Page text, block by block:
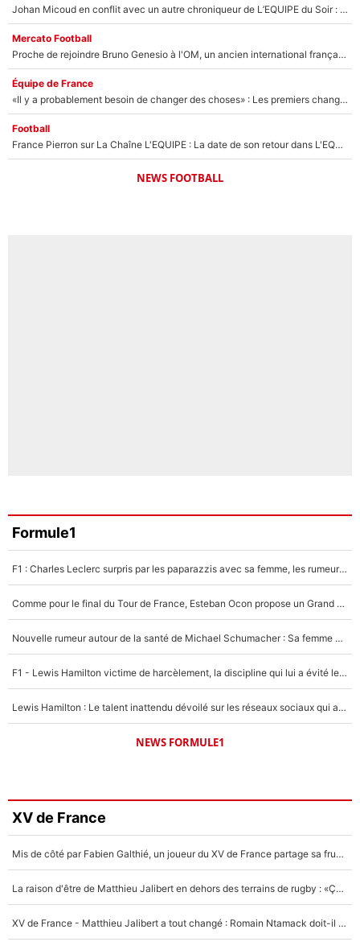
Johan Micoud en conflit avec un autre chroniqueur de L’EQUIPE du Soir : «Pendant un moment, je ne les ai pas remis ensemble dans l'émission»
Mercato Football
Proche de rejoindre Bruno Genesio à l'OM, un ancien international français va finalement débarquer... sur RMC !
Équipe de France
«Il y a probablement besoin de changer des choses» : Les premiers changements de Zinedine Zidane en équipe de France sont révélés ?
Football
France Pierron sur La Chaîne L'EQUIPE : La date de son retour dans L'EQUIPE de Choc est connue... et c'était très attendu
NEWS FOOTBALL
Formule1
F1 : Charles Leclerc surpris par les paparazzis avec sa femme, les rumeurs étaient vraies !
Comme pour le final du Tour de France, Esteban Ocon propose un Grand Prix de Formule 1 à Paris : «Autour de l’Arc de Triomphe, ce serait génial» !
Nouvelle rumeur autour de la santé de Michael Schumacher : Sa femme Corinna sort du silence
F1 - Lewis Hamilton victime de harcèlement, la discipline qui lui a évité le pire : «J'aurais probablement mal tourné»
Lewis Hamilton : Le talent inattendu dévoilé sur les réseaux sociaux qui a impressionné Kim Kardashian pendant leurs vacances en amoureux !
NEWS FORMULE1
XV de France
Mis de côté par Fabien Galthié, un joueur du XV de France partage sa frustration : «ils ne me l’ont pas dit tout de suite»
La raison d'être de Matthieu Jalibert en dehors des terrains de rugby : «Ça m'atteint autant que si tu touches à un membre de ma famille»
XV de France - Matthieu Jalibert a tout changé : Romain Ntamack doit-il s’inquiéter pour sa place à un an de la Coupe du monde ?